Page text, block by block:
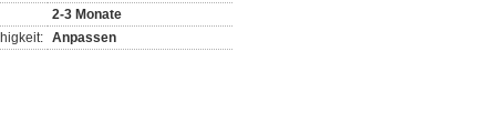
2-3 Monate
Anpassen